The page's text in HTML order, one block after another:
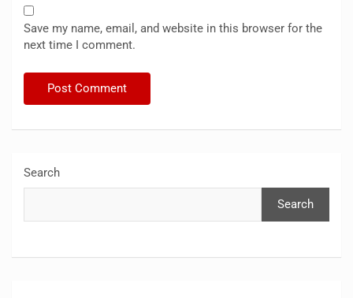
Save my name, email, and website in this browser for the
next time I comment.
Search
Search